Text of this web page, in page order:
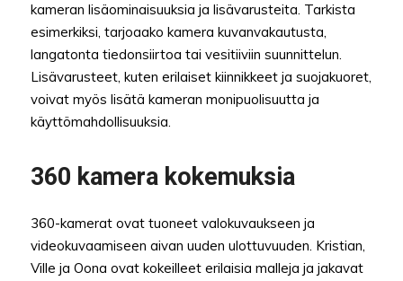
kameran lisäominaisuuksia ja lisävarusteita. Tarkista
esimerkiksi, tarjoaako kamera kuvanvakautusta,
langatonta tiedonsiirtoa tai vesitiiviin suunnittelun.
Lisävarusteet, kuten erilaiset kiinnikkeet ja suojakuoret,
voivat myös lisätä kameran monipuolisuutta ja
käyttömahdollisuuksia.
360 kamera kokemuksia
360-kamerat ovat tuoneet valokuvaukseen ja
videokuvaamiseen aivan uuden ulottuvuuden. Kristian,
Ville ja Oona ovat kokeilleet erilaisia malleja ja jakavat